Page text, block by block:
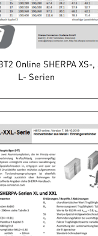
Online SHERPA XS-,
L- Serien